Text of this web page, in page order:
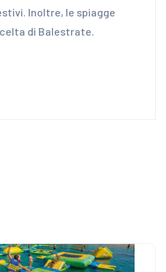
Inoltre, le spiagge
di Balestrate.